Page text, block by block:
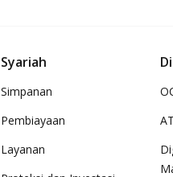
Syariah
Simpanan
Pembiayaan
Layanan